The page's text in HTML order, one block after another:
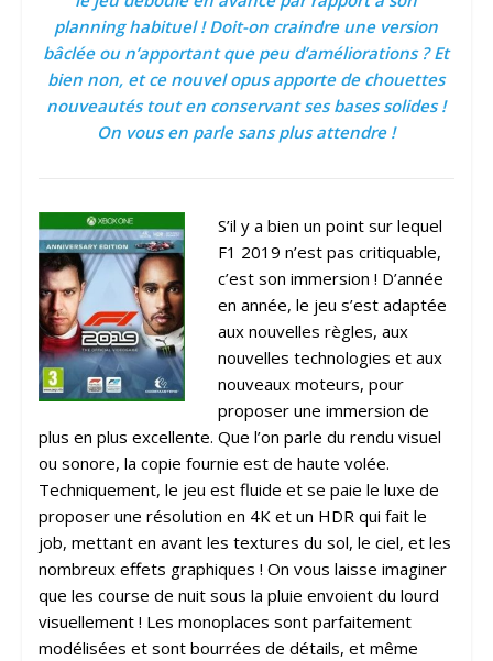
planning habituel ! Doit-on craindre une version
bâclée ou n’apportant que peu d’améliorations ? Et
bien non, et ce nouvel opus apporte de chouettes
nouveautés tout en conservant ses bases solides !
On vous en parle sans plus attendre !
S’il y a bien un point sur lequel
F1 2019 n’est pas critiquable,
c’est son immersion ! D’année
en année, le jeu s’est adaptée
aux nouvelles règles, aux
nouvelles technologies et aux
nouveaux moteurs, pour
proposer une immersion de
plus en plus excellente. Que l’on parle du rendu visuel
ou sonore, la copie fournie est de haute volée.
Techniquement, le jeu est fluide et se paie le luxe de
proposer une résolution en 4K et un HDR qui fait le
job, mettant en avant les textures du sol, le ciel, et les
nombreux effets graphiques ! On vous laisse imaginer
que les course de nuit sous la pluie envoient du lourd
visuellement ! Les monoplaces sont parfaitement
modélisées et sont bourrées de détails, et même